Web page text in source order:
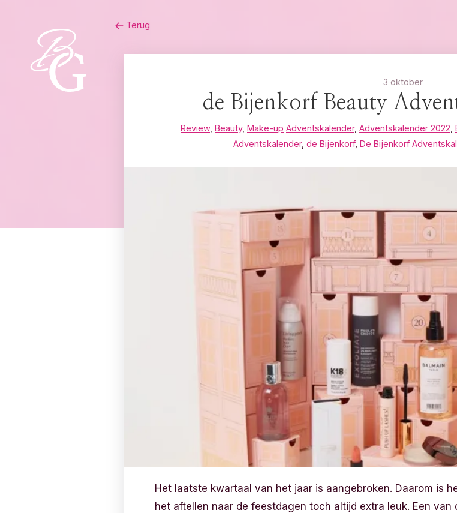
Terug
3 oktober
de Bijenkorf Beauty
Review, Beauty, Make-up Adventskalender, Adventskalender 2022
Adventskalender, de Bijenkorf, De Bijenkorf
Het laatste kwartaal van het jaar is aangebroken. Daarom is
het aftellen naar de feestdagen toch altijd extra leuk. Een